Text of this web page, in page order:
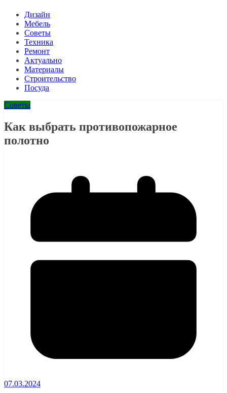
Дизайн
Мебель
Советы
Техника
Ремонт
Актуально
Материалы
Строительство
Посуда
Советы
Как выбрать противопожарное
полотно
07.03.2024